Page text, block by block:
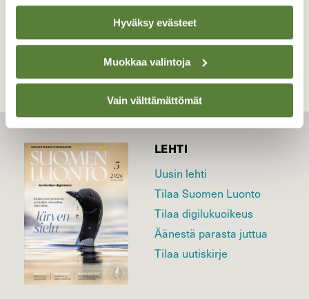
Hyväksy evästeet
Muokkaa valintoja
Vain välttämättömät
TAKAISIN LISTAAN
LEHTI
Uusin lehti
Tilaa Suomen Luonto
Tilaa digilukuoikeus
Äänestä parasta juttua
Tilaa uutiskirje